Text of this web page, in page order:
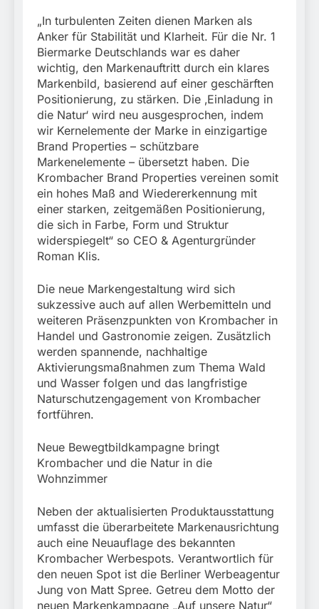
„In turbulenten Zeiten dienen Marken als
Anker für Stabilität und Klarheit. Für die Nr. 1
Biermarke Deutschlands war es daher
wichtig, den Markenauftritt durch ein klares
Markenbild, basierend auf einer geschärften
Positionierung, zu stärken. Die ‚Einladung in
die Natur‘ wird neu ausgesprochen, indem
wir Kernelemente der Marke in einzigartige
Brand Properties – schützbare
Markenelemente – übersetzt haben. Die
Krombacher Brand Properties vereinen somit
ein hohes Maß and Wiedererkennung mit
einer starken, zeitgemäßen Positionierung,
die sich in Farbe, Form und Struktur
widerspiegelt“ so CEO & Agenturgründer
Roman Klis.
Die neue Markengestaltung wird sich
sukzessive auch auf allen Werbemitteln und
weiteren Präsenzpunkten von Krombacher in
Handel und Gastronomie zeigen. Zusätzlich
werden spannende, nachhaltige
Aktivierungsmaßnahmen zum Thema Wald
und Wasser folgen und das langfristige
Naturschutzengagement von Krombacher
fortführen.
Neue Bewegtbildkampagne bringt
Krombacher und die Natur in die
Wohnzimmer
Neben der aktualisierten Produktausstattung
umfasst die überarbeitete Markenausrichtung
auch eine Neuauflage des bekannten
Krombacher Werbespots. Verantwortlich für
den neuen Spot ist die Berliner Werbeagentur
Jung von Matt Spree. Getreu dem Motto der
neuen Markenkampagne „Auf unsere Natur“